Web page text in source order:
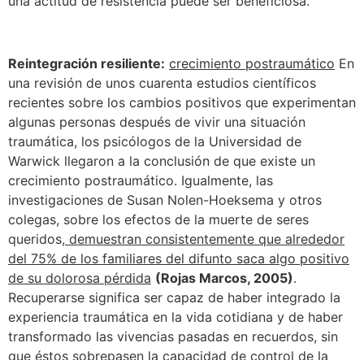
Reintegración resiliente: crecimiento postraumático En
una revisión de unos cuarenta estudios científicos
recientes sobre los cambios positivos que experimentan
algunas personas después de vivir una situación
traumática, los psicólogos de la Universidad de
Warwick llegaron a la conclusión de que existe un
crecimiento postraumático. Igualmente, las
investigaciones de Susan Nolen-Hoeksema y otros
colegas, sobre los efectos de la muerte de seres
queridos, demuestran consistentemente que alrededor
del 75% de los familiares del difunto saca algo positivo
de su dolorosa pérdida (Rojas Marcos, 2005).
Recuperarse significa ser capaz de haber integrado la
experiencia traumática en la vida cotidiana y de haber
transformado las vivencias pasadas en recuerdos, sin
que éstos sobrepasen la capacidad de control de la